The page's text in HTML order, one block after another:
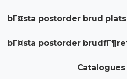
bГ¤sta postorder brud
bГ¤sta postorder